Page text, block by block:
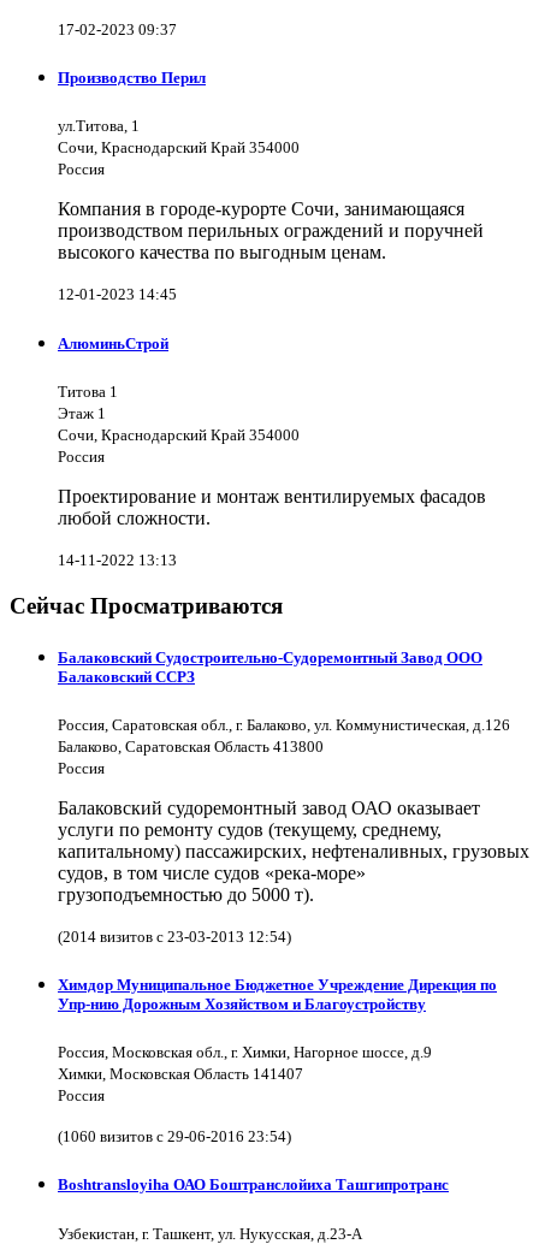
17-02-2023 09:37
Производство Перил
ул.Титова, 1
Сочи, Краснодарский Край 354000
Россия
Компания в городе-курорте Сочи, занимающаяся
производством перильных ограждений и поручней
высокого качества по выгодным ценам.
12-01-2023 14:45
АлюминьСтрой
Титова 1
Этаж 1
Сочи, Краснодарский Край 354000
Россия
Проектирование и монтаж вентилируемых фасадов
любой сложности.
14-11-2022 13:13
Сейчас Просматриваются
Балаковский Судостроительно-Судоремонтный Завод ООО
Балаковский ССРЗ
Россия, Саратовская обл., г. Балаково, ул. Коммунистическая, д.126
Балаково, Саратовская Область 413800
Россия
Балаковский судоремонтный завод ОАО оказывает
услуги по ремонту судов (текущему, среднему,
капитальному) пассажирских, нефтеналивных, грузовых
судов, в том числе судов «река-море»
грузоподъемностью до 5000 т).
(2014 визитов с 23-03-2013 12:54)
Химдор Муниципальное Бюджетное Учреждение Дирекция по
Упр-нию Дорожным Хозяйством и Благоустройству
Россия, Московская обл., г. Химки, Нагорное шоссе, д.9
Химки, Московская Область 141407
Россия
(1060 визитов с 29-06-2016 23:54)
Boshtransloyiha ОАО Боштранслойиха Ташгипротранс
Узбекистан, г. Ташкент, ул. Нукусская, д.23-А